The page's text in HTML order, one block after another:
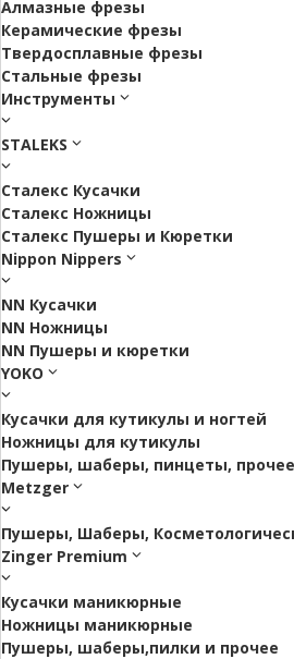
Алмазные фрезы
Керамические фрезы
Твердосплавные фрезы
Стальные фрезы
Инструменты
STALEKS
Сталекс Кусачки
Сталекс Ножницы
Сталекс Пушеры и Кюретки
Nippon Nippers
NN Кусачки
NN Ножницы
NN Пушеры и кюретки
YOKO
Кусачки для кутикулы и ногтей
Ножницы для кутикулы
Пушеры, шаберы, пинцеты, прочее
Metzger
Пушеры, Шаберы,
Zinger Premium
Кусачки маникюрные
Ножницы маникюрные
Пушеры, шаберы,пилки и прочее